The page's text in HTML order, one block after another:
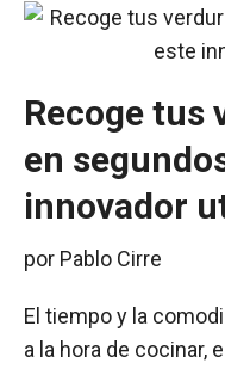
Recoge tus
en
innovador
por Pablo Cirre
El tiempo y la
a la hora de cocinar,